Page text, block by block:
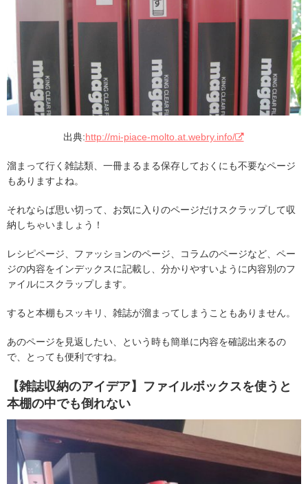
出典:http://mi-piace-molto.at.webry.info/
溜まって行く雑誌類、一冊まるまる保存しておくにも不要なページ
もありますよね。
それならば思い切って、お気に入りのページだけスクラップして収
納しちゃいましょう！
レシピページ、ファッションのページ、コラムのページなど、ペー
ジの内容をインデックスに記載し、分かりやすいように内容別のフ
ァイルにスクラップします。
すると本棚もスッキリ、雑誌が溜まってしまうこともありません。
あのページを見返したい、という時も簡単に内容を確認出来るの
で、とっても便利ですね。
【雑誌収納のアイデア】ファイルボックスを使うと
本棚の中でも倒れない